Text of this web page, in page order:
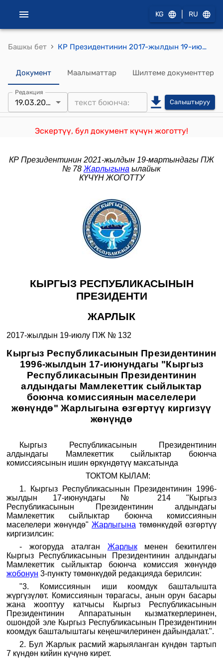
KG RU
Башкы бет › КР Президентинин 2017-жылдын 19-июлундагы ПЖ № 132 "Кыргыз Республикасынын Президентинин 1996-жылдын 17-июнундагы "Кыргыз Республикасынын Президентинин алдындагы Мамлекеттик сыйлыктар боюнча комиссиянын маселелери жөнүндө" Жарлыгына өзгөртүү киргизүү жөнүндө" Жарлыгы
Документ Маалыматтар Шилтеме документтер
Редакция
19.03.2021 Салыштыруу
Эскертүү, бул документ күчүн жоготту!